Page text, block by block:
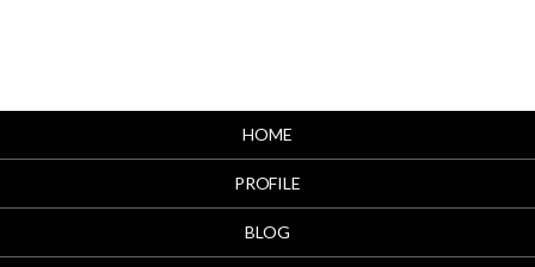
HOME
PROFILE
BLOG